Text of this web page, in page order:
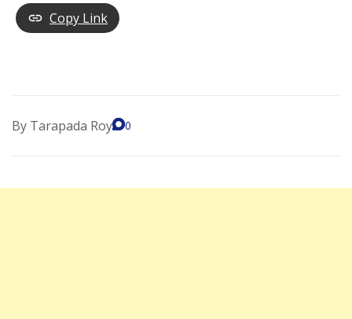
Copy Link
By Tarapada Roy 0